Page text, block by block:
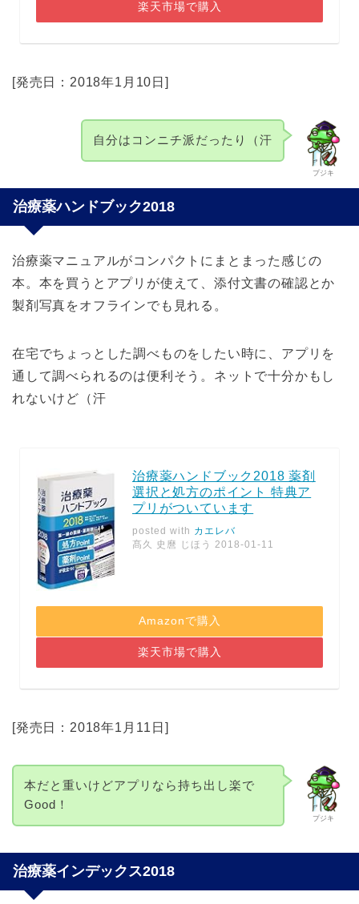
楽天市場で購入
[発売日：2018年1月10日]
プジキ
自分はコンニチ派だったり（汗
治療薬ハンドブック2018
治療薬マニュアルがコンパクトにまとまった感じの
本。本を買うとアプリが使えて、添付文書の確認とか
製剤写真をオフラインでも見れる。
在宅でちょっとした調べものをしたい時に、アプリを
通して調べられるのは便利そう。ネットで十分かもし
れないけど（汗
治療薬ハンドブック2018 薬剤
選択と処方のポイント 特典ア
プリがついています
posted with カエレバ
髙久 史麿 じほう 2018-01-11
Amazonで購入
楽天市場で購入
[発売日：2018年1月11日]
プジキ
本だと重いけどアプリなら持ち出し楽で
Good！
治療薬インデックス2018